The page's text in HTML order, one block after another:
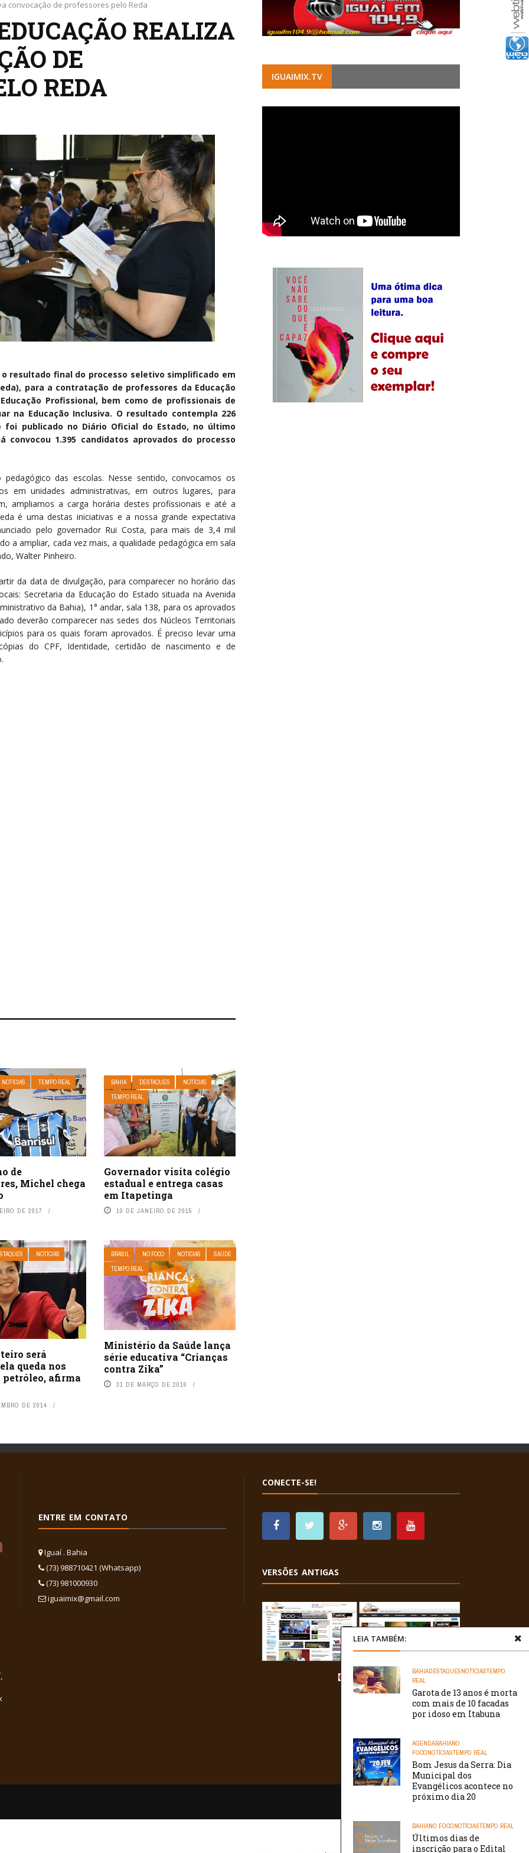
convocação de professores pelo Reda
REALIZA
DE
REDA
resultado final do processo seletivo simplificado em
para a contratação de professores da Educação
Profissional, bem como de profissionais de
na Educação Inclusiva. O resultado contempla 226
publicado no Diário Oficial do Estado, no último
1.395 candidatos aprovados­­­­­ do processo
das escolas. Nesse sentido, convocamos os
em unidades administrativas, em outros lugares, para
ampliamos a carga horária destes profissionais e até a
é uma destas iniciativas e a nossa grande expectativa
pelo governador Rui Costa, para mais de 3,4 mil
a ampliar, cada vez mais, a qualidade pedagógica em sala
Walter Pinheiro.
da data de divulgação, para comparecer no horário das
Secretaria da Educação do Estado situada na Avenida
da Bahia), 1° andar, sala 138, para os aprovados
deverão comparecer nas sedes dos Núcleos Territoriais
para os quais foram aprovados. É preciso levar uma
do CPF, Identidade, certidão de nascimento e de
NOTÍCIAS TEMPO REAL
de
Michel chega
DE 2017
BAHIA DESTAQUES
NOTÍCIAS
TEMPO REAL
Governador visita colégio
estadual e entrega casas
em Itapetinga
10 DE JANEIRO DE 2015
NOTÍCIAS
será
queda nos
petróleo, afirma
DE 2014
BRASIL NO FOCO NOTÍCIAS
SAÚDE
TEMPO REAL
Ministério da Saúde lança
série educativa “Crianças
contra Zika”
31 DE MARÇO DE 2016
LEIA TAMBÉM:
BAHIADESTAQUESNOTÍCIASTEMPO
REAL
Garota de 13 anos é morta
com mais de 10 facadas
por idoso em Itabuna
AGENDABAHIANO
FOCONOTÍCIASTEMPO REAL
Bom Jesus da Serra: Dia
Municipal dos
Evangélicos acontece no
próximo dia 20
BAHIANO FOCONOTÍCIASTEMPO REAL
Últimos dias de
inscrição para o Edital
IGUAIMIX.TV
ENTRE EM CONTATO
Iguaí . Bahia
(73) 988710421 (Whatsapp)
(73) 981000930
iguaimix@gmail.com
CONECTE-SE!
VERSÕES ANTIGAS
/// WebtivaHOSTING